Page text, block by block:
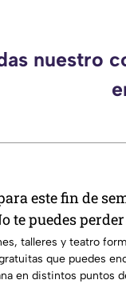
nuestro
este fin de
te puedes
talleres y teatro
que puedes
en distintos puntos